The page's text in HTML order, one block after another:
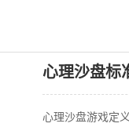
心理沙盘标
心理沙盘游戏定